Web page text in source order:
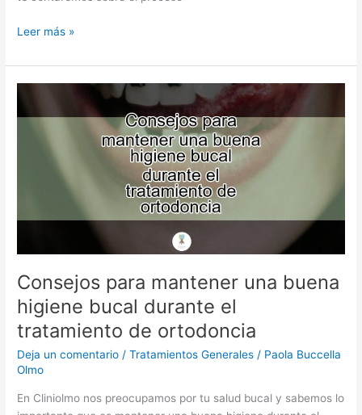
Leer más »
Consejos para mantener una buena
higiene bucal durante el
tratamiento de ortodoncia
Deja un comentario /Tratamientos Generales / Paola Buccella
Olmo
En Cliniolmo nos preocupamos por tu salud bucal y sabemos lo
ortodoncia